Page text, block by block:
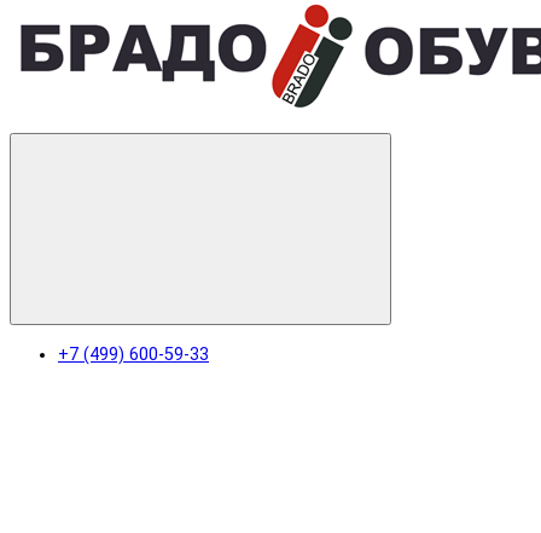
+7 (499) 600-59-33